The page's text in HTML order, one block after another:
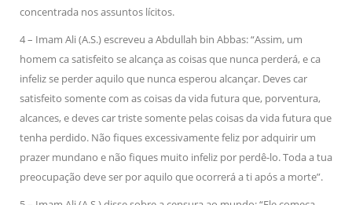
concentrada nos assuntos lícitos.
4 – Imam Ali (A.S.) escreveu a Abdullah bin Abbas: “Assim, um
homem ca satisfeito se alcança as coisas que nunca perderá, e ca
infeliz se perder aquilo que nunca esperou alcançar. Deves car
satisfeito somente com as coisas da vida futura que, porventura,
alcances, e deves car triste somente pelas coisas da vida futura que
tenha perdido. Não fiques excessivamente feliz por adquirir um
prazer mundano e não fiques muito infeliz por perdê-lo. Toda a tua
preocupação deve ser por aquilo que ocorrerá a ti após a morte”.